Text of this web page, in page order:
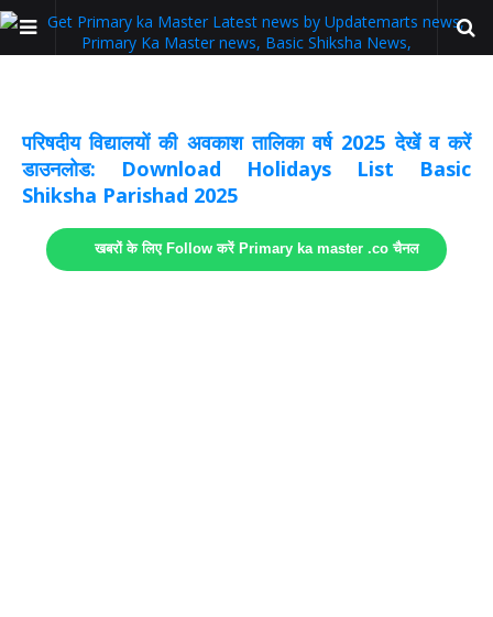
परिषदीय विद्यालयों की अवकाश तालिका वर्ष 2025 देखें व करें
डाउनलोड: Download Holidays List Basic
Shiksha Parishad 2025
खबरों के लिए Follow करें Primary ka master .co चैनल